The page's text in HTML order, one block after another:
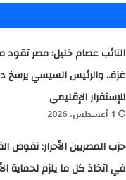
النائب عصام خليل: مصر تقود
غزة.. والرئيس السيسي يرسخ
للإستقرار الإقليمي
1 أغسطس، 2026
حزب المصريين الأحرار: نفوض
في اتخاذ كل ما يلزم لحماية